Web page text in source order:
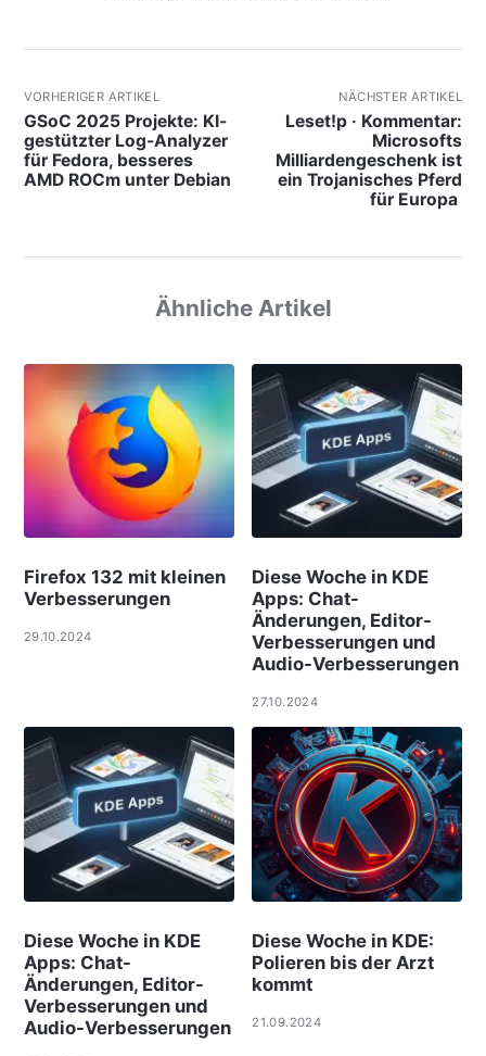
VORHERIGER ARTIKEL
GSoC 2025 Projekte: KI-
gestützter Log-Analyzer
für Fedora, besseres
AMD ROCm unter Debian
NÄCHSTER ARTIKEL
Leset!p · Kommentar:
Microsofts
Milliardengeschenk ist
ein Trojanisches Pferd
für Europa
Ähnliche Artikel
Firefox 132 mit kleinen
Verbesserungen
29.10.2024
Diese Woche in KDE
Apps: Chat-
Änderungen, Editor-
Verbesserungen und
Audio-Verbesserungen
27.10.2024
Diese Woche in KDE
Apps: Chat-
Änderungen, Editor-
Verbesserungen und
Audio-Verbesserungen
Diese Woche in KDE:
Polieren bis der Arzt
kommt
21.09.2024